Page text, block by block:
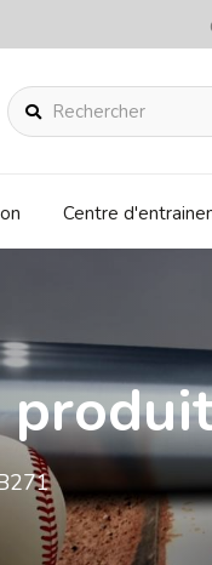
Rechercher
Centre